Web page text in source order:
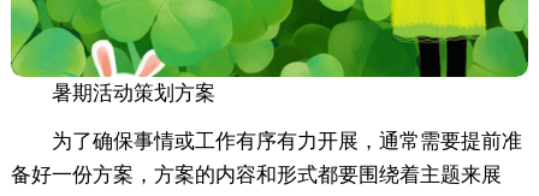
暑期活动策划方案
为了确保事情或工作有序有力开展，通常需要提前准
备好一份方案，方案的内容和形式都要围绕着主题来展